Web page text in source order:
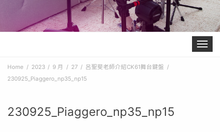
Toggle
Home 2023 9 月 27
呂聖斐老師介紹CK61舞台鍵盤
230925_Piaggero_np35_np15
230925_Piaggero_np35_np15